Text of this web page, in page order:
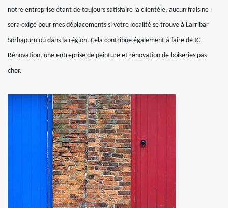
notre entreprise étant de toujours satisfaire la clientèle, aucun frais ne
sera exigé pour mes déplacements si votre localité se trouve à Larribar
Sorhapuru ou dans la région. Cela contribue également à faire de JC
Rénovation, une entreprise de peinture et rénovation de boiseries pas
cher.